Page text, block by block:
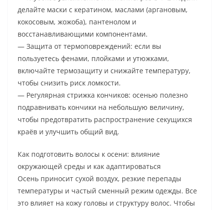
делайте маски с кератином, маслами (аргановым,
кокосовым, жожоба), пантенолом и
восстанавливающими компонентами.
— Защита от термоповреждений: если вы
пользуетесь фенами, плойками и утюжками,
включайте термозащиту и снижайте температуру,
чтобы снизить риск ломкости.
— Регулярная стрижка кончиков: осенью полезно
подравнивать кончики на небольшую величину,
чтобы предотвратить распространение секущихся
краёв и улучшить общий вид.
Как подготовить волосы к осени: влияние
окружающей среды и как адаптироваться
Осень приносит сухой воздух, резкие перепады
температуры и частый сменный режим одежды. Все
это влияет на кожу головы и структуру волос. Чтобы